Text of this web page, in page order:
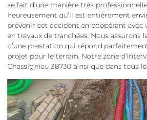
se fait d’une manière très
heureusement qu’il est entièrement
prévenir cet accident en coopérant avec
en travaux de tranchées. Nous assurons
d’une prestation qui répond
projet pour le terrain. Notre zone
Chassignieu 38730 ainsi que dans tous